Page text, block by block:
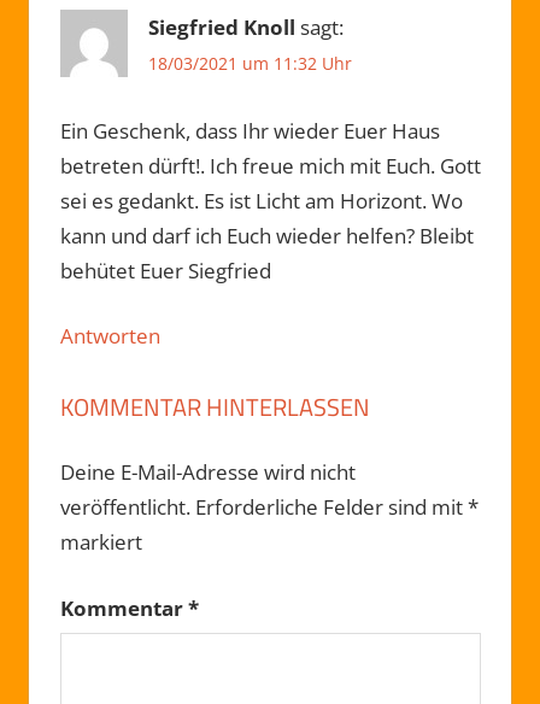
Siegfried Knoll sagt:
18/03/2021 um 11:32 Uhr
Ein Geschenk, dass Ihr wieder Euer Haus
betreten dürft!. Ich freue mich mit Euch. Gott
sei es gedankt. Es ist Licht am Horizont. Wo
kann und darf ich Euch wieder helfen? Bleibt
behütet Euer Siegfried
Antworten
KOMMENTAR HINTERLASSEN
Deine E-Mail-Adresse wird nicht
veröffentlicht. Erforderliche Felder sind mit*
markiert
Kommentar*